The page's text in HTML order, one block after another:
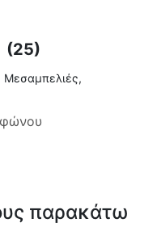
(25)
Μεσαμπελιές,
παρακάτω